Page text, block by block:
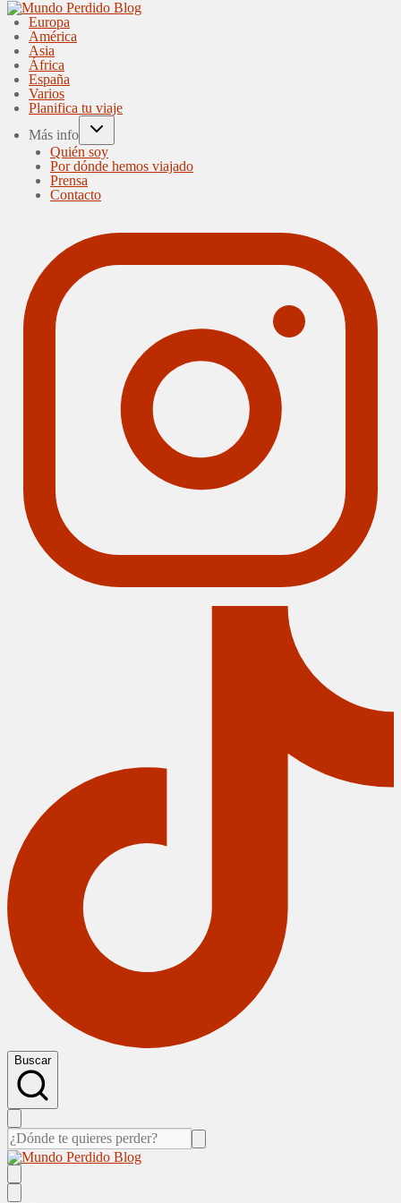
Europa
América
Asia
África
España
Varios
Planifica tu viaje
Más info
Quién soy
Por dónde hemos viajado
Prensa
Contacto
Buscar